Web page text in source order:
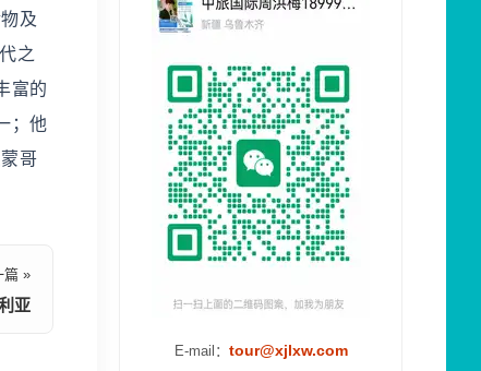
及
之
富的
；他
哥
篇 »
亚
E-mail： tour@xjlxw.com